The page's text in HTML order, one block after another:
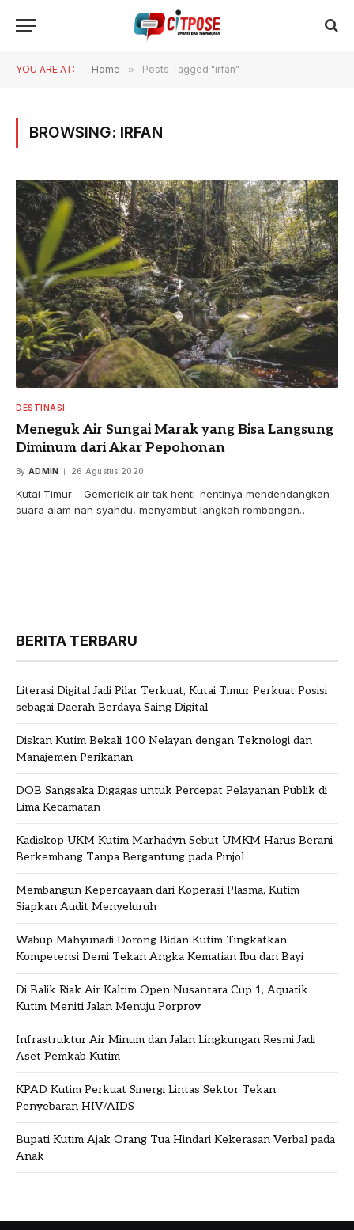
YOU ARE AT: Home » Posts Tagged "irfan"
BROWSING: IRFAN
DESTINASI
Meneguk Air Sungai Marak yang Bisa Langsung
Diminum dari Akar Pepohonan
By ADMIN 26 Agustus 2020
Kutai Timur – Gemericik air tak henti-hentinya mendendangkan
suara alam nan syahdu, menyambut langkah rombongan…
BERITA TERBARU
Literasi Digital Jadi Pilar Terkuat, Kutai Timur Perkuat Posisi
sebagai Daerah Berdaya Saing Digital
Diskan Kutim Bekali 100 Nelayan dengan Teknologi dan
Manajemen Perikanan
DOB Sangsaka Digagas untuk Percepat Pelayanan Publik di
Lima Kecamatan
Kadiskop UKM Kutim Marhadyn Sebut UMKM Harus Berani
Berkembang Tanpa Bergantung pada Pinjol
Membangun Kepercayaan dari Koperasi Plasma, Kutim
Siapkan Audit Menyeluruh
Wabup Mahyunadi Dorong Bidan Kutim Tingkatkan
Kompetensi Demi Tekan Angka Kematian Ibu dan Bayi
Di Balik Riak Air Kaltim Open Nusantara Cup 1, Aquatik
Kutim Meniti Jalan Menuju Porprov
Infrastruktur Air Minum dan Jalan Lingkungan Resmi Jadi
Aset Pemkab Kutim
KPAD Kutim Perkuat Sinergi Lintas Sektor Tekan
Penyebaran HIV/AIDS
Bupati Kutim Ajak Orang Tua Hindari Kekerasan Verbal pada
Anak